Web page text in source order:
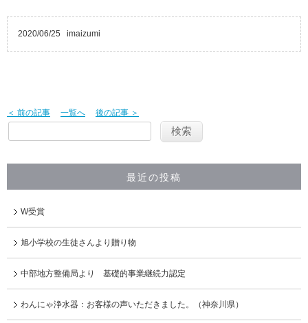
2020/06/25 imaizumi
＜ 前の記事 一覧へ 後の記事 ＞
最近の投稿
W受賞
旭小学校の生徒さんより贈り物
中部地方整備局より 基礎的事業継続力認定
わんにゃ浄水器：お客様の声いただきました。（神奈川県）